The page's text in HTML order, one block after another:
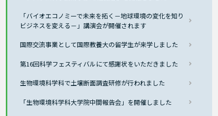
「バイオエコノミーで未来を拓く－地球環境の変化を知り
ビジネスを変える－」講演会が開催されます
国際交流事業として国際教養大の留学生が来学しました
第16回科学フェスティバルにて感謝状をいただきました
生物環境科学科で土壌断面調査研修が行われました
「生物環境科学科大学院中間報告会」を開催しました